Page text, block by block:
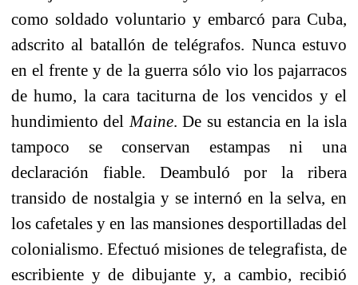
como soldado voluntario y embarcó para Cuba,
adscrito al batallón de telégrafos. Nunca estuvo
en el frente y de la guerra sólo vio los pajarracos
de humo, la cara taciturna de los vencidos y el
hundimiento del Maine. De su estancia en la isla
tampoco se conservan estampas ni una
declaración fiable. Deambuló por la ribera
transido de nostalgia y se internó en la selva, en
los cafetales y en las mansiones desportilladas del
colonialismo. Efectuó misiones de telegrafista, de
escribiente y de dibujante y, a cambio, recibió